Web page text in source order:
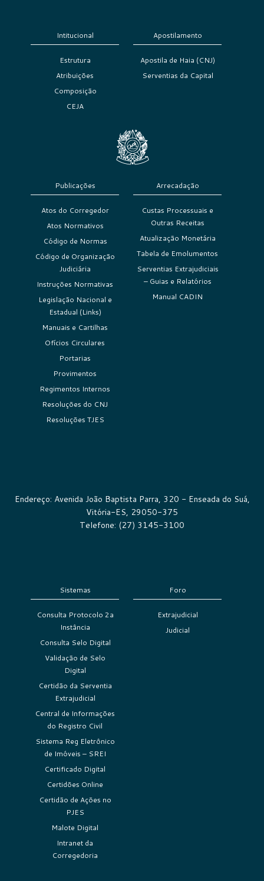
Intitucional
Estrutura
Atribuições
Composição
CEJA
Apostilamento
Apostila de Haia (CNJ)
Serventias da Capital
Publicações
Atos do Corregedor
Atos Normativos
Código de Normas
Código de Organização
Judiciária
Instruções Normativas
Legislação Nacional e
Estadual (Links)
Manuais e Cartilhas
Ofícios Circulares
Portarias
Provimentos
Regimentos Internos
Resoluções do CNJ
Resoluções TJES
Arrecadação
Custas Processuais e
Outras Receitas
Atualização Monetária
Tabela de Emolumentos
Serventias Extrajudiciais
– Guias e Relatórios
Manual CADIN
Endereço: Avenida João Baptista Parra, 320 - Enseada do Suá,
Vitória-ES, 29050-375
Telefone: (27) 3145-3100
Sistemas
Consulta Protocolo 2a
Instância
Consulta Selo Digital
Validação de Selo
Digital
Certidão da Serventia
Extrajudicial
Central de Informações
do Registro Civil
Sistema Reg Eletrônico
de Imóveis – SREI
Certificado Digital
Certidões Online
Certidão de Ações no
PJES
Malote Digital
Intranet da
Corregedoria
Foro
Extrajudicial
Judicial